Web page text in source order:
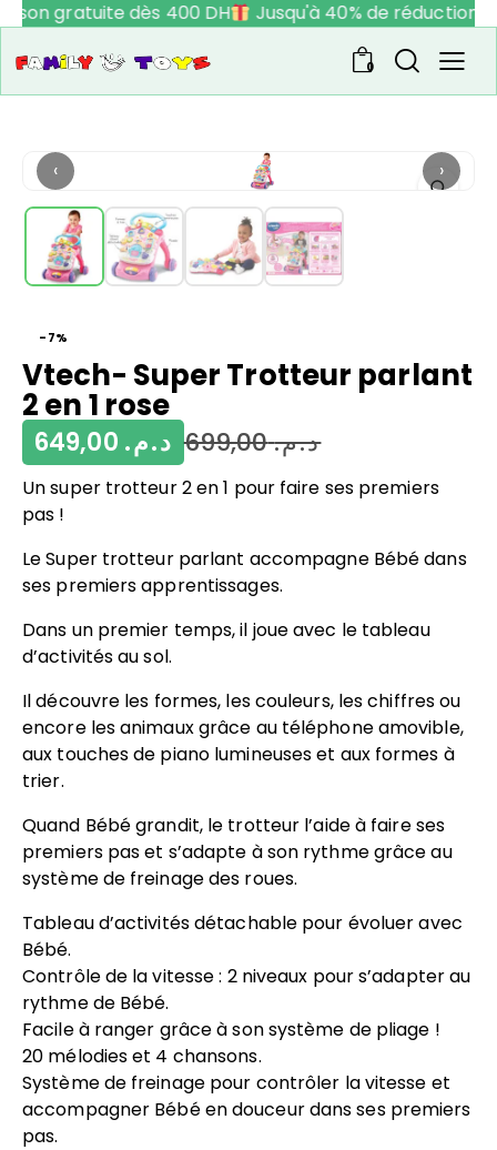
gratuite dès 400 DH Jusqu'à 40% de réduction
0
‹ ›
-7%
Vtech- Super Trotteur parlant
2 en 1 rose
د.م.699,00 د.م.
Un super trotteur 2 en 1 pour faire ses premiers
pas !
Le Super trotteur parlant accompagne Bébé dans
ses premiers apprentissages.
Dans un premier temps, il joue avec le tableau
d’activités au sol.
Il découvre les formes, les couleurs, les chiffres ou
encore les animaux grâce au téléphone amovible,
aux touches de piano lumineuses et aux formes à
trier.
Quand Bébé grandit, le trotteur l’aide à faire ses
premiers pas et s’adapte à son rythme grâce au
système de freinage des roues.
Tableau d’activités détachable pour évoluer avec
Bébé.
Contrôle de la vitesse : 2 niveaux pour s’adapter au
rythme de Bébé.
Facile à ranger grâce à son système de pliage !
20 mélodies et 4 chansons.
Système de freinage pour contrôler la vitesse et
accompagner Bébé en douceur dans ses premiers
pas.